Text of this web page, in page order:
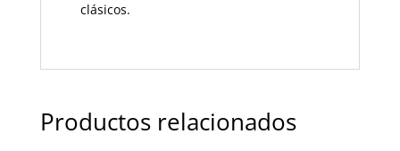
clásicos.
Productos relacionados